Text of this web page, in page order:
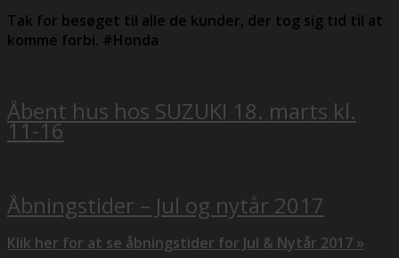
Tak for besøget til alle de kunder, der tog sig tid til at
komme forbi. #Honda
Åbent hus hos SUZUKI 18. marts kl.
11-16
Åbningstider – Jul og nytår 2017
Klik her for at se åbningstider for Jul & Nytår 2017 »